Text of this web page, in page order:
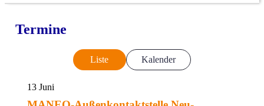
Termine
Liste Kalender
13 Juni